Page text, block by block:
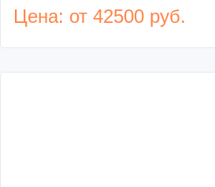
Цена: от 42500 руб.